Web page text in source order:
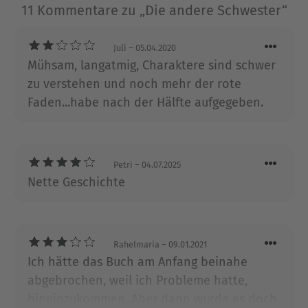
begeisterten und Welterfolge wurden. Zuletzt
jenseits des Flusses«. Alle lieferbaren Titel der
Autorin finden Sie unter aufbau-verlage.de.
Christine Strüh übertrug u. a. Kristin Hannah,
Gillian Flynn und Cecelia Ahern ins Deutsche. Sie
lebt mit ihrer Familie in Potsdam.
11 Kommentare zu „Die andere Schwester“
Juli – 05.04.2020
Mühsam, langatmig, Charaktere sind schwer
zu verstehen und noch mehr der rote
Faden...habe nach der Hälfte aufgegeben.
Petri – 04.07.2025
Nette Geschichte
Rahelmaria – 09.01.2021
Ich hätte das Buch am Anfang beinahe
abgebrochen, weil ich Probleme hatte,